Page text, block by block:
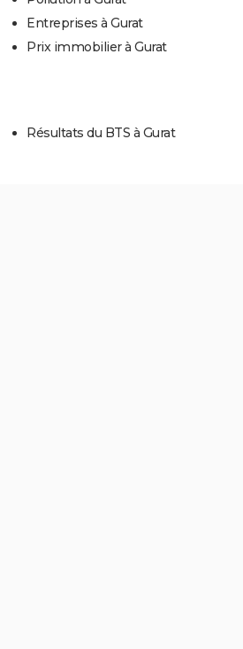
Entreprises à Gurat
Prix immobilier à Gurat
Résultats du BTS à Gurat